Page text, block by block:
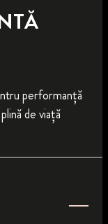
performanță
de viață